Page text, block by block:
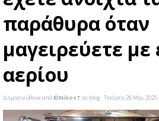
παράθυρα όταν
μαγειρεύετε με
αερίου
Δημοσιεύθηκε από©NikosT σε blog · Τετάρτη 28 Μαι 2025 ·